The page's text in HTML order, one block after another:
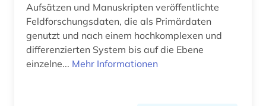
herbarium (3)
Aufsätzen und Manuskripten veröffentlichte
Feldforschungsdaten, die als Primärdaten
genutzt und nach einem hochkomplexen und
differenzierten System bis auf die Ebene
einzelne... Mehr Informationen